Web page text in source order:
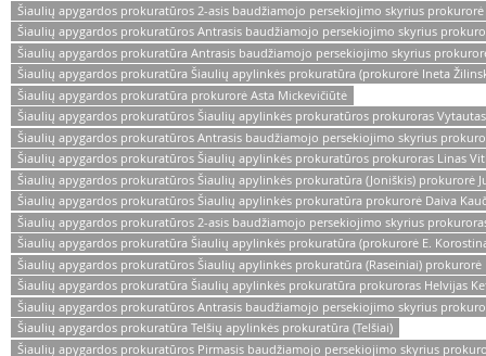
Šiaulių apygardos prokuratūros 2-asis baudžiamojo persekiojimo skyrius prokurorė
Šiaulių apygardos prokuratūros Antrasis baudžiamojo persekiojimo skyrius
Šiaulių apygardos prokuratūra Antrasis baudžiamojo persekiojimo skyrius
Šiaulių apygardos prokuratūra Šiaulių apylinkės prokuratūra (prokurorė Ineta
Šiaulių apygardos prokuratūra prokurorė Asta Mickevičiūtė
Šiaulių apygardos prokuratūros Šiaulių apylinkės prokuratūros prokuroras
Šiaulių apygardos prokuratūros Antrasis baudžiamojo persekiojimo skyrius
Šiaulių apygardos prokuratūros Šiaulių apylinkės prokuratūros prokuroras Linas
Šiaulių apygardos prokuratūros Šiaulių apylinkės prokuratūra (Joniškis) prokurorė
Šiaulių apygardos prokuratūros Šiaulių apylinkės prokuratūra prokurorė Daiva
Šiaulių apygardos prokuratūros 2-asis baudžiamojo persekiojimo skyrius
Šiaulių apygardos prokuratūra Šiaulių apylinkės prokuratūra (prokurorė E.
Šiaulių apygardos prokuratūros Šiaulių apylinkės prokuratūra (Raseiniai) prokurorė
Šiaulių apygardos prokuratūra Šiaulių apylinkės prokuratūra prokuroras Helvijas
Šiaulių apygardos prokuratūros Antrasis baudžiamojo persekiojimo skyrius
Šiaulių apygardos prokuratūra Telšių apylinkės prokuratūra (Telšiai)
Šiaulių apygardos prokuratūros Pirmasis baudžiamojo persekiojimo skyrius